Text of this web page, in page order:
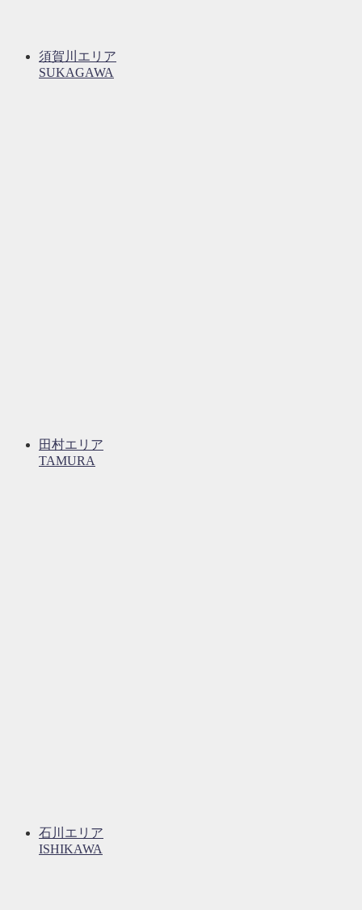
須賀川エリア
SUKAGAWA
田村エリア
TAMURA
石川エリア
ISHIKAWA